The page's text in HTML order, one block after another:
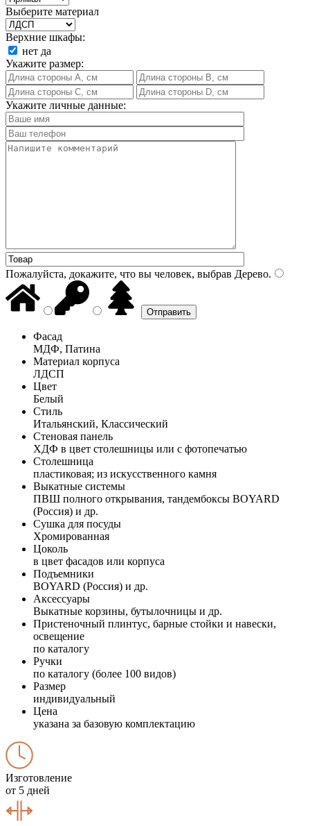
Выберите материал
Верхние шкафы:
нет да
Укажите размер:
Укажите личные данные:
Пожалуйста, докажите, что вы человек, выбрав Дерево.
Фасад
МДФ, Патина
Материал корпуса
ЛДСП
Цвет
Белый
Стиль
Итальянский, Классический
Стеновая панель
ХДФ в цвет столешницы или с фотопечатью
Столешница
пластиковая; из искусственного камня
Выкатные системы
ПВШ полного открывания, тандембоксы BOYARD
(Россия) и др.
Сушка для посуды
Хромированная
Цоколь
в цвет фасадов или корпуса
Подъемники
BOYARD (Россия) и др.
Аксессуары
Выкатные корзины, бутылочницы и др.
Пристеночный плинтус, барные стойки и навески,
освещение
по каталогу
Ручки
по каталогу (более 100 видов)
Размер
индивидуальный
Цена
указана за базовую комплектацию
Изготовление
от 5 дней